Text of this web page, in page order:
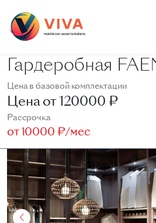
Гардеробная
Цена в базовой комплектации
Цена от120000 ₽
Рассрочка
от10000 ₽/мес